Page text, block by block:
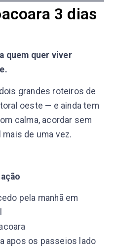
3 dias
quem quer viver
grandes roteiros de
oeste — e ainda tem
calma, acordar sem
de uma vez.
pela manhã em
apos os passeios lado